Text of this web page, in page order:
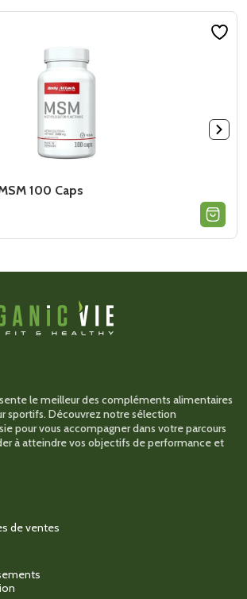
100 Caps
le meilleur des compléments alimentaires
sportifs. Découvrez notre sélection
pour vous accompagner dans votre parcours
à atteindre vos objectifs de performance et
de ventes